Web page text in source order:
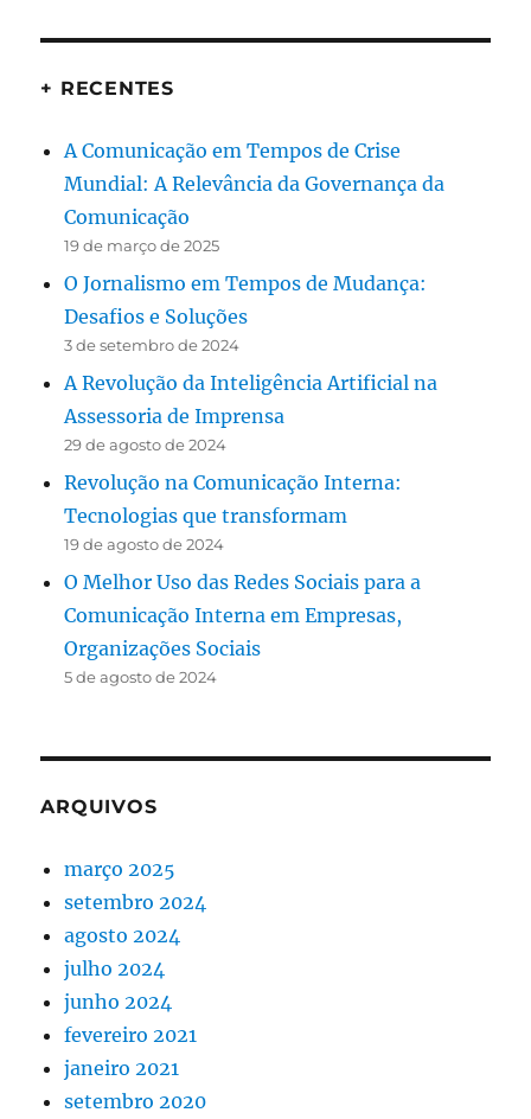
+ RECENTES
A Comunicação em Tempos de Crise
Mundial: A Relevância da Governança da
Comunicação
19 de março de 2025
O Jornalismo em Tempos de Mudança:
Desafios e Soluções
3 de setembro de 2024
A Revolução da Inteligência Artificial na
Assessoria de Imprensa
29 de agosto de 2024
Revolução na Comunicação Interna:
Tecnologias que transformam
19 de agosto de 2024
O Melhor Uso das Redes Sociais para a
Comunicação Interna em Empresas,
Organizações Sociais
5 de agosto de 2024
ARQUIVOS
março 2025
setembro 2024
agosto 2024
julho 2024
junho 2024
fevereiro 2021
janeiro 2021
setembro 2020